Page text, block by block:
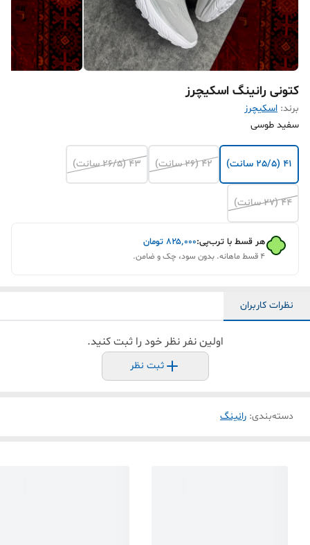
کتونی رانینگ اسکیچرز
برند: اسکیچرز
سفید طوسی
41 (25/5 سانت) 42 (26 سانت) 43 (26/5 سانت)
44 (27 سانت)
هر قسط با ترب‌پی:۸۲۵٬۰۰۰ تومان
۴ قسط ماهانه. بدون سود، چک و ضامن.
نظرات کاربران
اولین نفر نظر خود را ثبت کنید.
ثبت نظر
دسته‌بندی: رانینگ